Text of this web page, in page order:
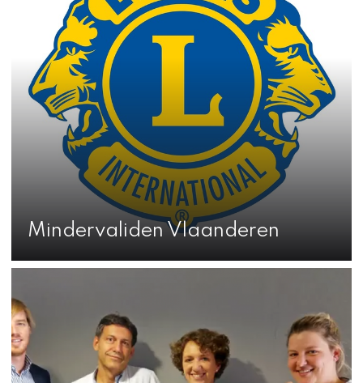
Mindervaliden Vlaanderen